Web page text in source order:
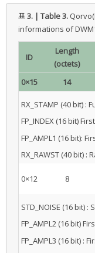
표 3. | Table 3.
informations of
ID
Length
(octets)
0×15 14
RX_STAMP (40 bit)
FP_INDEX (16 bit)
FP_AMPL1 (16 bit):
RX_RAWST (40 bit)
0×12 8
STD_NOISE (16 bit)
FP_AMPL2 (16 bit)
FP_AMPL3 (16 bit) :